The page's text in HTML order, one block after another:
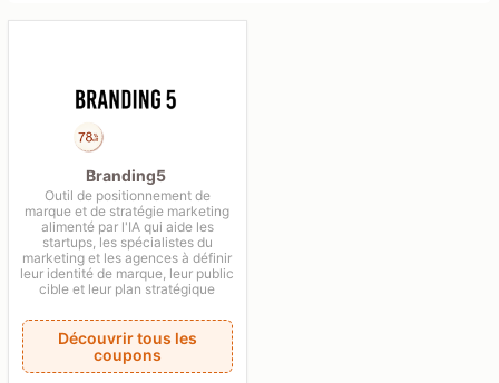
Branding5
Outil de positionnement de
marque et de stratégie marketing
alimenté par l'IA qui aide les
startups, les spécialistes du
marketing et les agences à définir
leur identité de marque, leur public
cible et leur plan stratégique
Découvrir tous les
coupons